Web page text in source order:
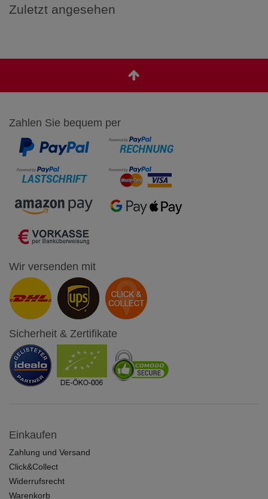
Zuletzt angesehen
Zahlen Sie bequem per
Wir versenden mit
Sicherheit & Zertifikate
Einkaufen
Zahlung und Versand
Click&Collect
Widerrufsrecht
Warenkorb